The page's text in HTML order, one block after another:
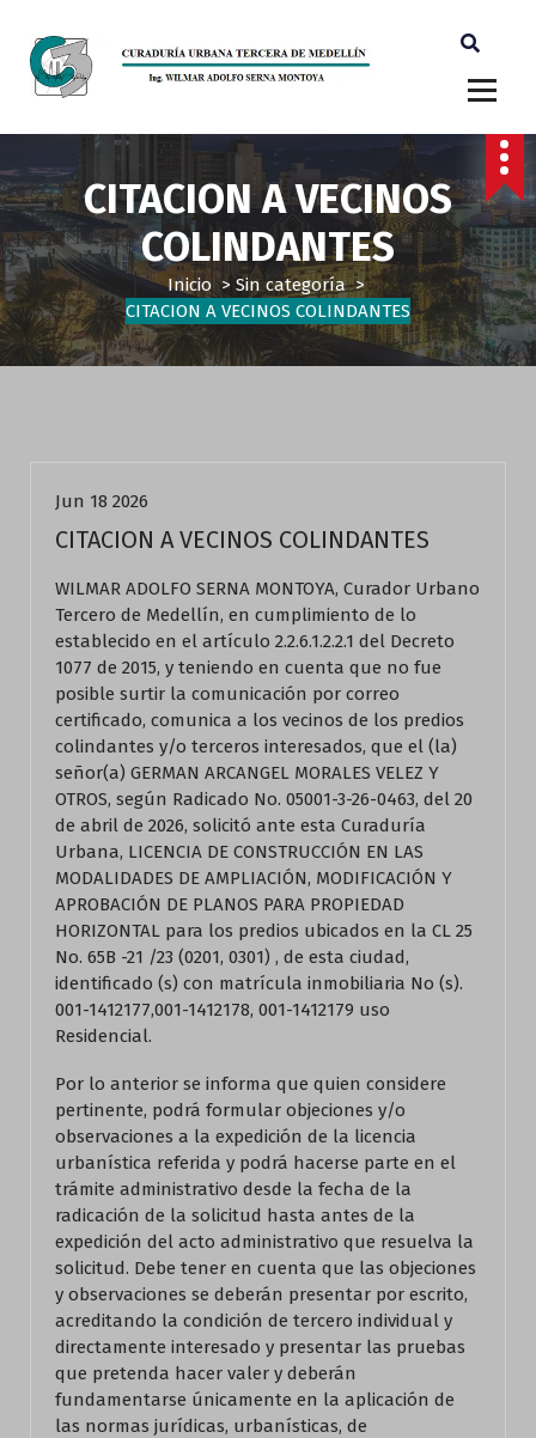
CITACION A VECINOS
COLINDANTES
Inicio>Sin categoría>
CITACION A VECINOS COLINDANTES
Jun 18 2026
CITACION A VECINOS COLINDANTES
WILMAR ADOLFO SERNA MONTOYA, Curador Urbano
Tercero de Medellín, en cumplimiento de lo
establecido en el artículo 2.2.6.1.2.2.1 del Decreto
1077 de 2015, y teniendo en cuenta que no fue
posible surtir la comunicación por correo
certificado, comunica a los vecinos de los predios
colindantes y/o terceros interesados, que el (la)
señor(a) GERMAN ARCANGEL MORALES VELEZ Y
OTROS, según Radicado No. 05001-3-26-0463, del 20
de abril de 2026, solicitó ante esta Curaduría
Urbana, LICENCIA DE CONSTRUCCIÓN EN LAS
MODALIDADES DE AMPLIACIÓN, MODIFICACIÓN Y
APROBACIÓN DE PLANOS PARA PROPIEDAD
HORIZONTAL para los predios ubicados en la CL 25
No. 65B -21 /23 (0201, 0301) , de esta ciudad,
identificado (s) con matrícula inmobiliaria No (s).
001-1412177,001-1412178, 001-1412179 uso
Residencial.
Por lo anterior se informa que quien considere
pertinente, podrá formular objeciones y/o
observaciones a la expedición de la licencia
urbanística referida y podrá hacerse parte en el
trámite administrativo desde la fecha de la
radicación de la solicitud hasta antes de la
expedición del acto administrativo que resuelva la
solicitud. Debe tener en cuenta que las objeciones
y observaciones se deberán presentar por escrito,
acreditando la condición de tercero individual y
directamente interesado y presentar las pruebas
que pretenda hacer valer y deberán
fundamentarse únicamente en la aplicación de
las normas jurídicas, urbanísticas, de